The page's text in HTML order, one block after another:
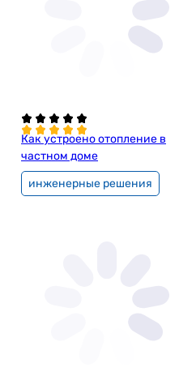
Как устроено отопление в
частном доме
инженерные решения